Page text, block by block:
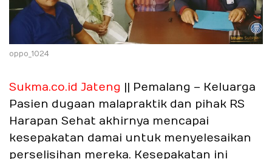
oppo_1024
Sukma.co.id Jateng
|| Pemalang – Keluarga
Pasien dugaan malapraktik dan pihak RS
Harapan Sehat akhirnya mencapai
kesepakatan damai untuk menyelesaikan
perselisihan mereka. Kesepakatan ini